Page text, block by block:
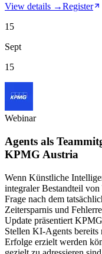
View details →Register
15
Sept
15
Webinar
Agents als
KPMG Austria
Wenn Künstliche
integraler Bestandteil
Frage nach dem
Zeitersparnis und
Update präsentiert
Stellen KI-Agents bereits
Erfolge erzielt werden